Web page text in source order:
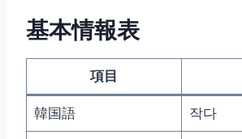
基本情報表
項目
韓国語 작다